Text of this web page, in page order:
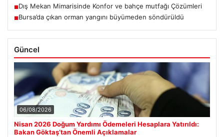
■Dış Mekan Mimarisinde Konfor ve bahçe mutfağı Çözümleri
■Bursa’da çıkan orman yangını büyümeden söndürüldü
Güncel
06/08/2026
Nisan 2026 Doğum Yardımı Ödemeleri Hesaplara Yatırıldı:
Bakan Göktaş’tan Önemli Açıklamalar